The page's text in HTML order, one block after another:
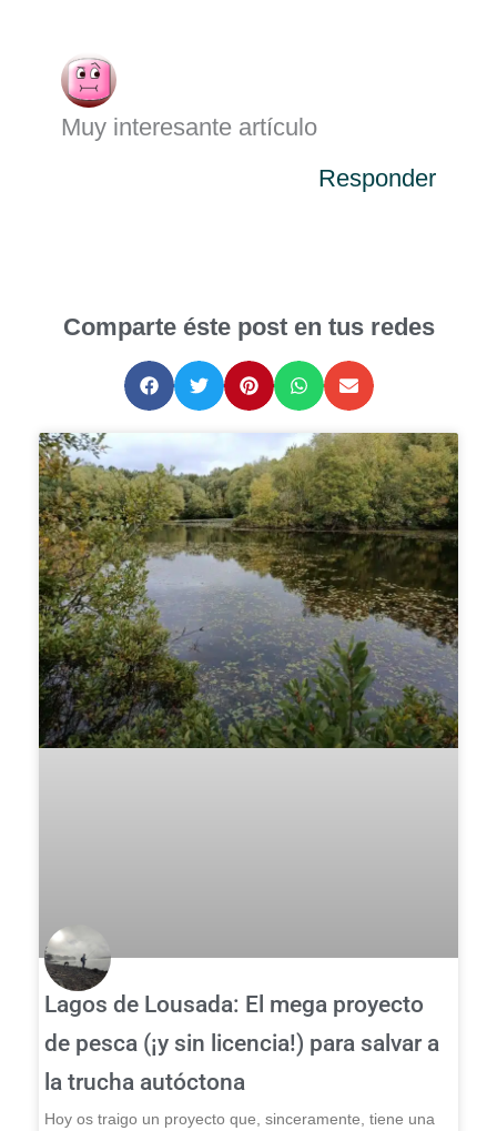
Muy interesante artículo
Responder
Comparte éste post en tus redes
Lagos de Lousada: El mega proyecto
de pesca (¡y sin licencia!) para salvar a
la trucha autóctona
Hoy os traigo un proyecto que, sinceramente, tiene una